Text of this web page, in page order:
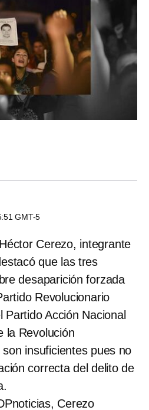
GMT-5
Cerezo, integrante
que las tres
desaparición forzada
Revolucionario
Acción Nacional
la Revolución
insuficientes pues no
correcta del delito de
Cerezo